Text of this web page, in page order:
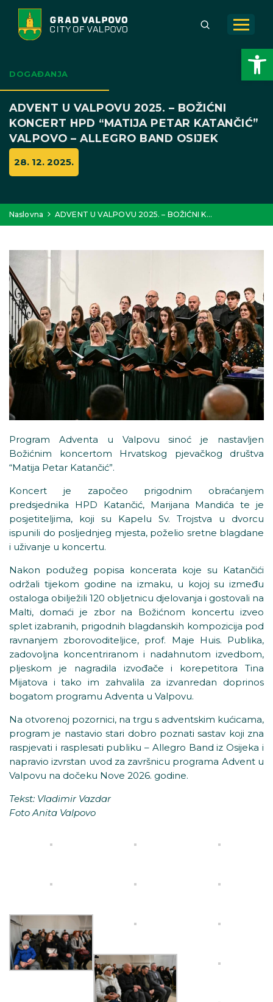
Open toolbar
DOGAĐANJA
ADVENT U VALPOVU 2025. – BOŽIĆNI
KONCERT HPD “MATIJA PETAR KATANČIĆ”
VALPOVO – ALLEGRO BAND OSIJEK
28. 12. 2025.
Naslovna ADVENT U VALPOVU 2025. – BOŽIĆNI K…
Program Adventa u Valpovu sinoć je nastavljen
Božićnim koncertom Hrvatskog pjevačkog društva
“Matija Petar Katančić”.
Koncert je započeo prigodnim obraćanjem
predsjednika HPD Katančić, Marijana Mandića te je
posjetiteljima, koji su Kapelu Sv. Trojstva u dvorcu
ispunili do posljednjeg mjesta, poželio sretne blagdane
i uživanje u koncertu.
Nakon podužeg popisa koncerata koje su Katančići
održali tijekom godine na izmaku, u kojoj su između
ostaloga obilježili 120 obljetnicu djelovanja i gostovali na
Malti, domaći je zbor na Božićnom koncertu izveo
splet izabranih, prigodnih blagdanskih kompozicija pod
ravnanjem zborovoditeljice, prof. Maje Huis. Publika,
zadovoljna koncentriranom i nadahnutom izvedbom,
pljeskom je nagradila izvođače i korepetitora Tina
Mijatova i tako im zahvalila za izvanredan doprinos
bogatom programu Adventa u Valpovu.
Na otvorenoj pozornici, na trgu s adventskim kućicama,
program je nastavio stari dobro poznati sastav koji zna
raspjevati i rasplesati publiku – Allegro Band iz Osijeka i
napravio izvrstan uvod za završnicu programa Advent u
Valpovu na dočeku Nove 2026. godine.
Tekst: Vladimir Vazdar
Foto Anita Valpovo